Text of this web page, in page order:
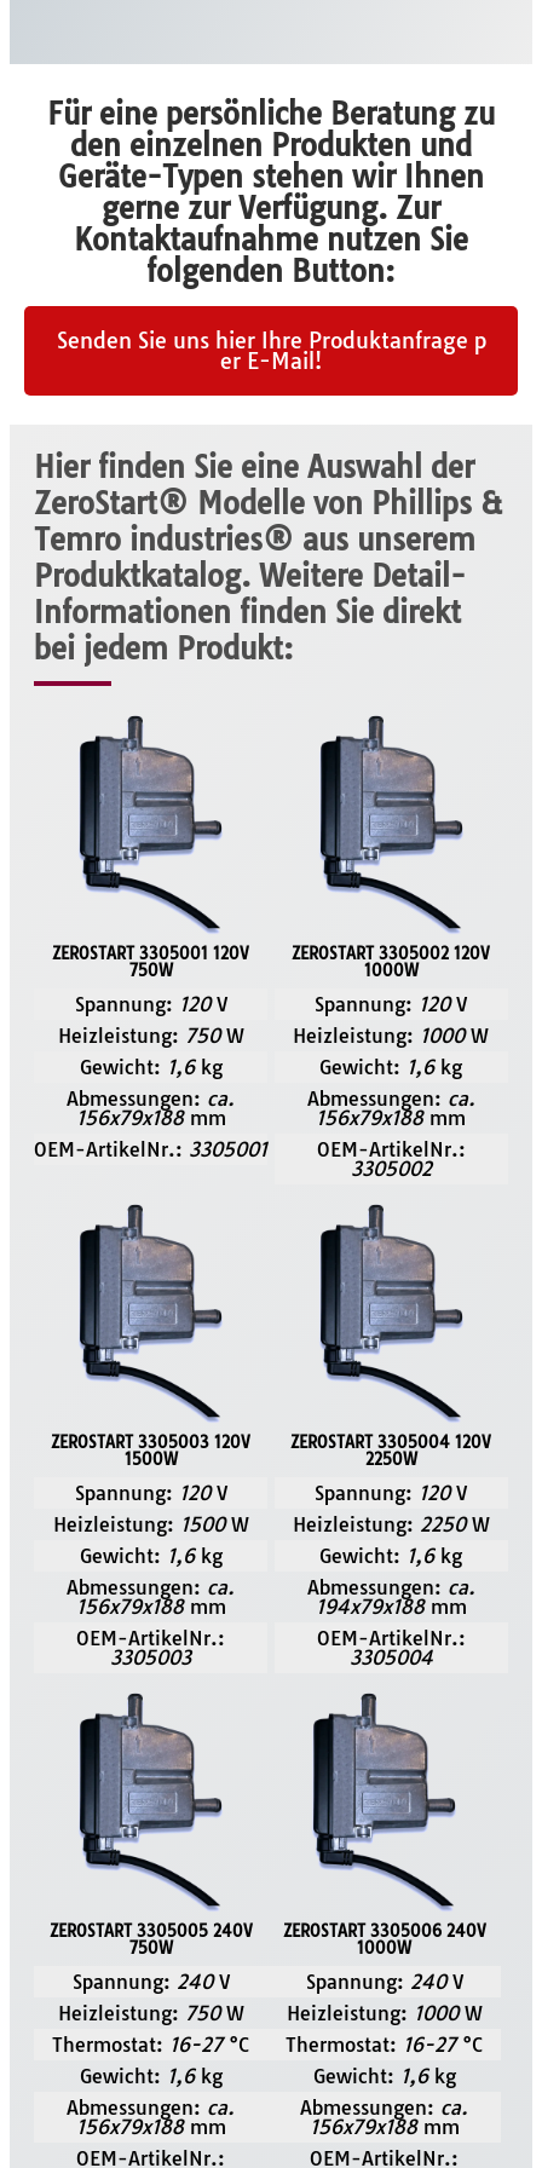
Für eine persönliche Beratung zu
den einzelnen Produkten und
Geräte-Typen stehen wir Ihnen
gerne zur Verfügung. Zur
Kontaktaufnahme nutzen Sie
folgenden Button:
Senden Sie uns hier Ihre Produktanfrage p
er E-Mail!
Hier finden Sie eine Auswahl der
ZeroStart® Modelle von Phillips &
Temro industries® aus unserem
Produktkatalog. Weitere Detail-
Informationen finden Sie direkt
bei jedem Produkt:
ZEROSTART 3305001 120V
750W
Spannung: 120 V
Heizleistung: 750 W
Gewicht: 1,6 kg
Abmessungen: ca.
156x79x188 mm
OEM-ArtikelNr.: 3305001
ZEROSTART 3305002 120V
1000W
Spannung: 120 V
Heizleistung: 1000 W
Gewicht: 1,6 kg
Abmessungen: ca.
156x79x188 mm
OEM-ArtikelNr.:
3305002
ZEROSTART 3305003 120V
1500W
Spannung: 120 V
Heizleistung: 1500 W
Gewicht: 1,6 kg
Abmessungen: ca.
156x79x188 mm
OEM-ArtikelNr.:
3305003
ZEROSTART 3305004 120V
2250W
Spannung: 120 V
Heizleistung: 2250 W
Gewicht: 1,6 kg
Abmessungen: ca.
194x79x188 mm
OEM-ArtikelNr.:
3305004
ZEROSTART 3305005 240V
750W
Spannung: 240 V
Heizleistung: 750 W
Thermostat: 16-27 °C
Gewicht: 1,6 kg
Abmessungen: ca.
156x79x188 mm
OEM-ArtikelNr.:
ZEROSTART 3305006 240V
1000W
Spannung: 240 V
Heizleistung: 1000 W
Thermostat: 16-27 °C
Gewicht: 1,6 kg
Abmessungen: ca.
156x79x188 mm
OEM-ArtikelNr.: